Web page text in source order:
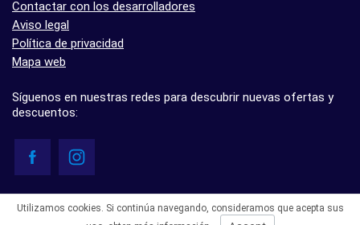
Contactar con los desarrolladores
Aviso legal
Política de privacidad
Mapa web
Síguenos en nuestras redes para descubrir nuevas ofertas y
descuentos:
- 5.0 basado en 7 opiniones
Utilizamos cookies. Si continúa navegando, consideramos que acepta sus